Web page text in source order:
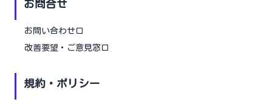
お問合せ
お問い合わせ口
改善要望・ご意見窓口
規約・ポリシー